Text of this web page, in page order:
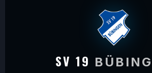
SV 19